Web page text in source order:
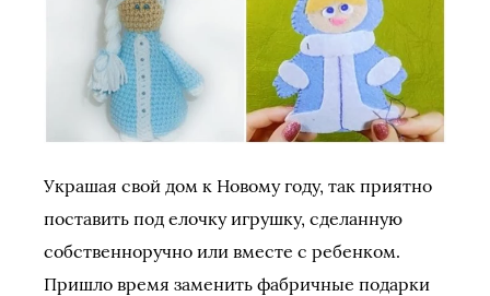
Украшая свой дом к Новому году, так приятно
поставить под елочку игрушку, сделанную
собственноручно или вместе с ребенком.
Пришло время заменить фабричные подарки